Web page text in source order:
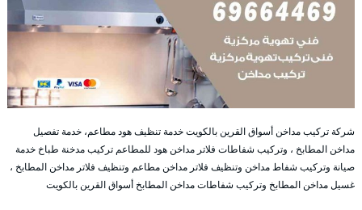
شركة تركيب مداخن أسواق القرين بالكويت خدمة تنظيف هود مطاعم، خدمة تفصيل
مداخن المطابخ ، وتركيب شفاطات فلاتر مداخن هود للمطاعم تركيب مدخنة طباخ خدمة
صيانة وتركيب شفاط مداخن وتنظيف فلاتر مداخن مطاعم وتنظيف فلاتر مداخن المطابخ ،
غسيل مداخن المطابخ وتركيب شفاطات مداخن المطابخ أسواق القرين بالكويت